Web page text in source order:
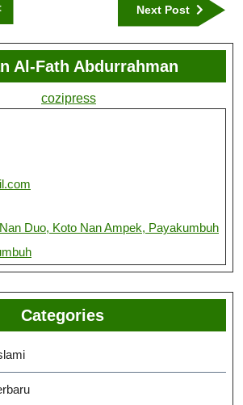
Next Post
Al-Fath Abdurrahman
Duo, Koto Nan Ampek, Payakumbuh
Categories